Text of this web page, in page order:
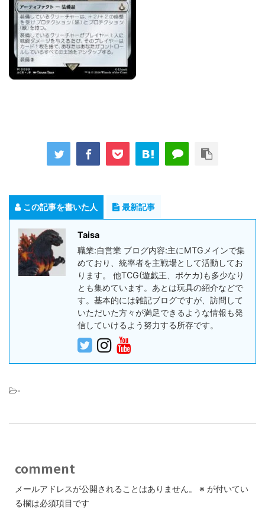
この記事を書いた人 最新記事
Taisa
職業:自営業 ブログ内容:主にMTGメインで集
めており、統率者を主戦場として活動してお
ります。 他TCG(遊戯王、ポケカ)も多少なり
とも集めています。あとは玩具の紹介などで
す。基本的には雑記ブログですが、訪問して
いただいた方々が満足できるような情報も発
信していけるよう努力する所存です。
-
comment
メールアドレスが公開されることはありません。 ※ が付いてい
る欄は必須項目です